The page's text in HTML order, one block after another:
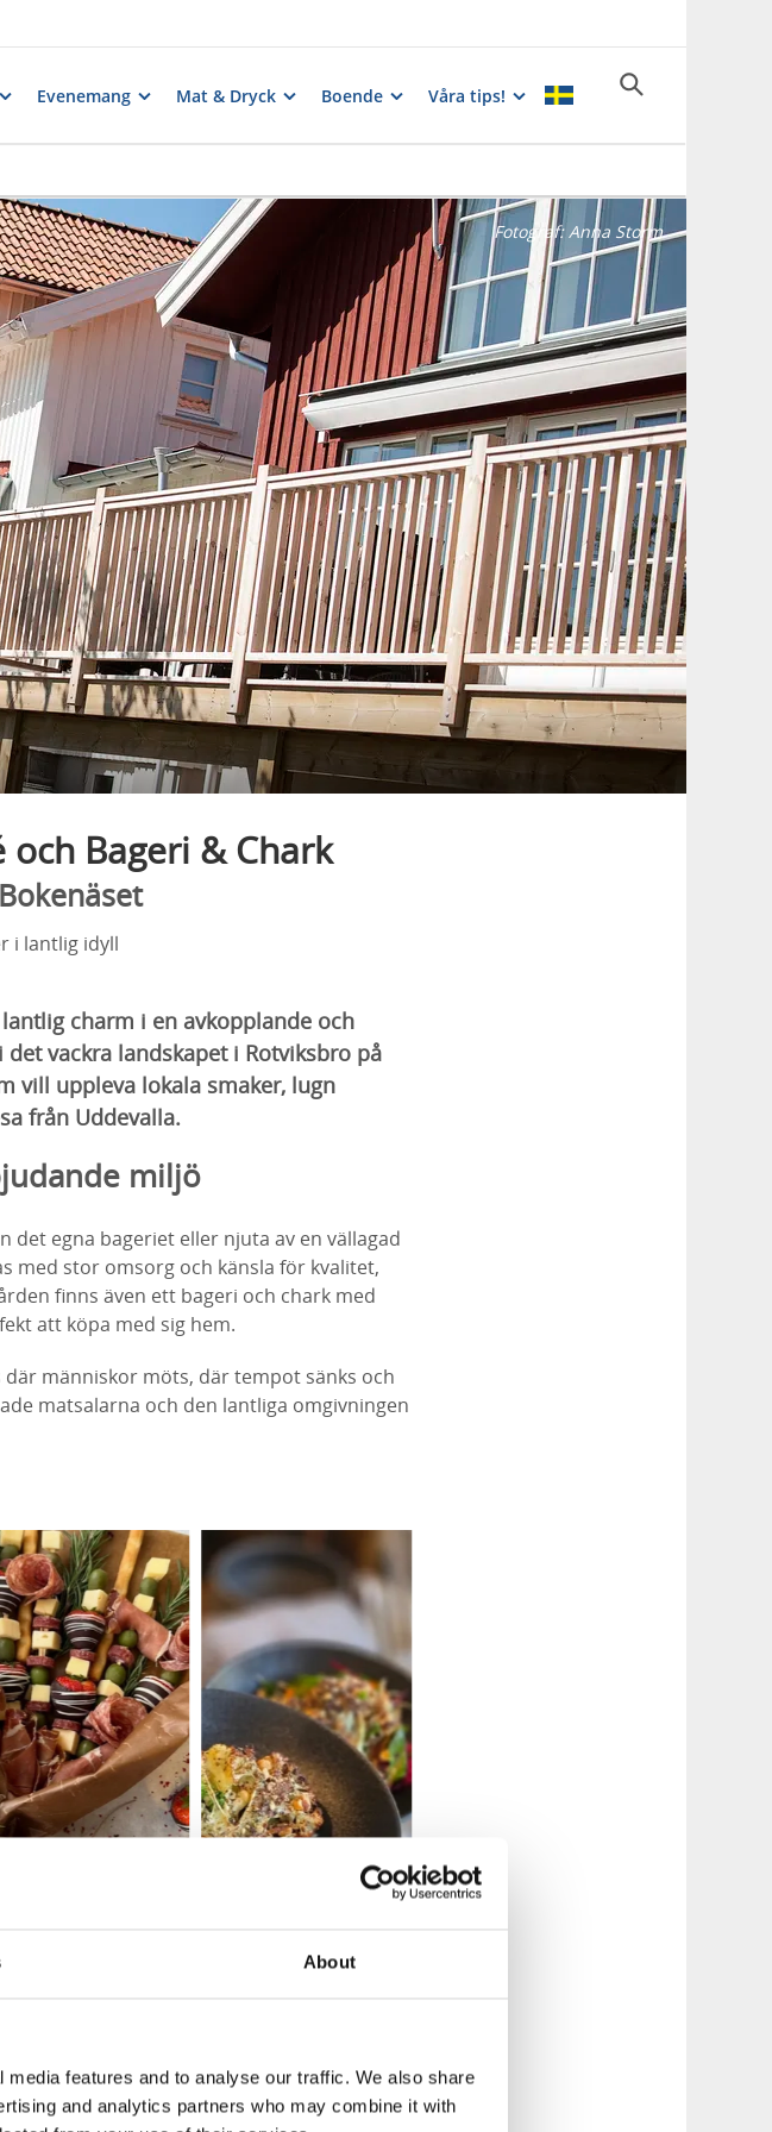
About
features and to analyse our traffic. We also share
and analytics partners who may combine it with
Evenemang Mat & Dryck Boende Våra tips!
Fotograf:Anna Storm
Bageri & Chark
i lantlig idyll
charm i en avkopplande och
vackra landskapet i Rotviksbro på
vill uppleva lokala smaker, lugn
från Uddevalla.
miljö
det egna bageriet eller njuta av en vällagad
med stor omsorg och känsla för kvalitet,
finns även ett bageri och chark med
att köpa med sig hem.
människor möts, där tempot sänks och
matsalarna och den lantliga omgivningen
även möjligheter för konferenser,
i naturen men ändå lättillgängligt.